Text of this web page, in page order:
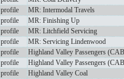
profile
MR: Intermodal Travels
profile
MR: Finishing Up
profile
MR: Litchfield Servicing
profile
MR: Servicing Lindenwood
profile
Highland Valley Passengers
profile
Highland Valley Passengers
profile
Highland Valley Coal